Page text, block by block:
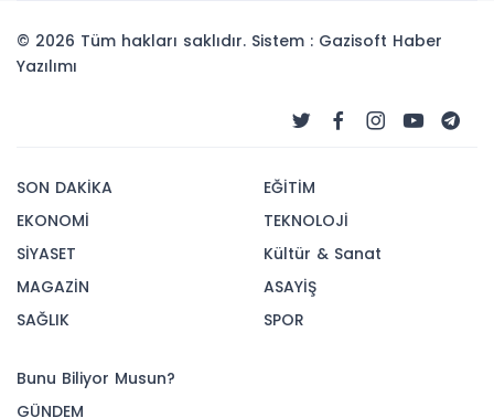
© 2026 Tüm hakları saklıdır. Sistem : Gazisoft Haber
Yazılımı
SON DAKİKA
EKONOMİ
SİYASET
MAGAZİN
SAĞLIK
EĞİTİM
TEKNOLOJİ
Kültür & Sanat
ASAYİŞ
SPOR
Bunu Biliyor Musun?
GÜNDEM